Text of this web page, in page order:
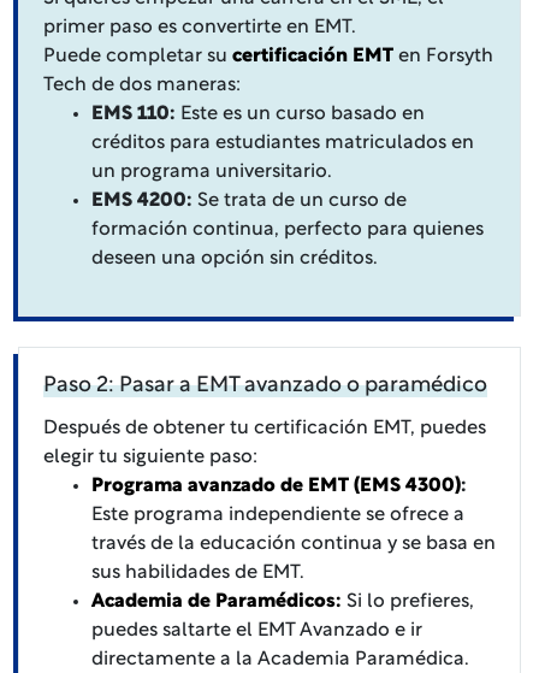
primer paso es convertirte en EMT.
Puede completar su certificación EMT en Forsyth
Tech de dos maneras:
EMS 110: Este es un curso basado en
créditos para estudiantes matriculados en
un programa universitario.
EMS 4200: Se trata de un curso de
formación continua, perfecto para quienes
deseen una opción sin créditos.
Paso 2: Pasar a EMT avanzado o paramédico
Después de obtener tu certificación EMT, puedes
elegir tu siguiente paso:
Programa avanzado de EMT (EMS 4300):
Este programa independiente se ofrece a
través de la educación continua y se basa en
sus habilidades de EMT.
Academia de Paramédicos: Si lo prefieres,
puedes saltarte el EMT Avanzado e ir
directamente a la Academia Paramédica.